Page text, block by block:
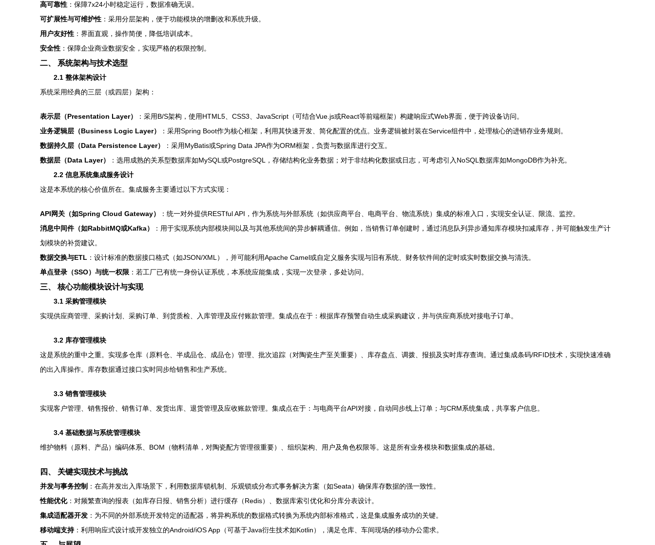
高可靠性 ：保障7x24小时稳定运行，数据准确无误。
可扩展性与可维护性 ：采用分层架构，便于功能模块的增删改和系统升级。
用户友好性 ：界面直观，操作简便，降低培训成本。
安全性 ：保障企业商业数据安全，实现严格的权限控制。
二、 系统架构与技术选型
2.1 整体架构设计
系统采用经典的三层（或四层）架构：
表示层（Presentation Layer）
：采用B/S架构，使用HTML5、CSS3、JavaScript（可结合Vue.js或React等前端框架）构建响应式Web界面，便于跨设备访问。
业务逻辑层（Business Logic Layer）
：采用Spring Boot作为核心框架，利用其快速开发、简化配置的优点。业务逻辑被封装在Service组件中，处理核心的进销存业务规则。
数据持久层（Data Persistence Layer）
：采用MyBatis或Spring Data JPA作为ORM框架，负责与数据库进行交互。
数据层（Data Layer）
：选用成熟的关系型数据库如MySQL或PostgreSQL，存储结构化业务数据；对于非结构化数据或日志，可考虑引入NoSQL数据库如MongoDB作为补充。
2.2 信息系统集成服务设计
这是本系统的核心价值所在。集成服务主要通过以下方式实现：
API网关（如Spring Cloud Gateway）
：统一对外提供RESTful API，作为系统与外部系统（如供应商平台、电商平台、物流系统）集成的标准入口，实现安全认证、限流、监控。
消息中间件（如RabbitMQ或Kafka）
：用于实现系统内部模块间以及与其他系统间的异步解耦通信。例如，当销售订单创建时，通过消息队列异步通知库存模块扣减库存，并可能触发生产计
划模块的补货建议。
数据交换与ETL ：设计标准的数据接口格式（如JSON/XML），并可能利用Apache Camel或自定义服务实现与旧有系统、财务软件间的定时或实时数据交换与清洗。
单点登录（SSO）与统一权限 ：若工厂已有统一身份认证系统，本系统应能集成，实现一次登录，多处访问。
三、 核心功能模块设计与实现
3.1 采购管理模块
实现供应商管理、采购计划、采购订单、到货质检、入库管理及应付账款管理。集成点在于：根据库存预警自动生成采购建议，并与供应商系统对接电子订单。
3.2 库存管理模块
这是系统的重中之重。实现多仓库（原料仓、半成品仓、成品仓）管理、批次追踪（对陶瓷生产至关重要）、库存盘点、调拨、报损及实时库存查询。通过集成条码/RFID技术，实现快速准确
的出入库操作。库存数据通过接口实时同步给销售和生产系统。
3.3 销售管理模块
实现客户管理、销售报价、销售订单、发货出库、退货管理及应收账款管理。集成点在于：与电商平台API对接，自动同步线上订单；与CRM系统集成，共享客户信息。
3.4 基础数据与系统管理模块
维护物料（原料、产品）编码体系、BOM（物料清单，对陶瓷配方管理很重要）、组织架构、用户及角色权限等。这是所有业务模块和数据集成的基础。
四、 关键实现技术与挑战
并发与事务控制 ：在高并发出入库场景下，利用数据库锁机制、乐观锁或分布式事务解决方案（如Seata）确保库存数据的强一致性。
性能优化：对频繁查询的报表（如库存日报、销售分析）进行缓存（Redis）、数据库索引优化和分库分表设计。
集成适配器开发 ：为不同的外部系统开发特定的适配器，将异构系统的数据格式转换为系统内部标准格式，这是集成服务成功的关键。
移动端支持：利用响应式设计或开发独立的Android/iOS App（可基于Java衍生技术如Kotlin），满足仓库、车间现场的移动办公需求。